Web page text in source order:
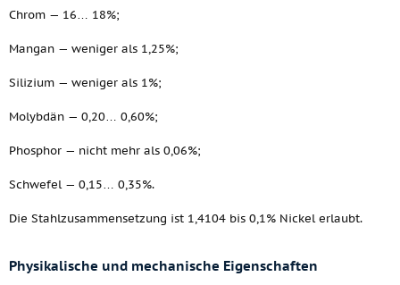
Chrom — 16… 18%;
Mangan — weniger als 1,25%;
Silizium — weniger als 1%;
Molybdän — 0,20… 0,60%;
Phosphor — nicht mehr als 0,06%;
Schwefel — 0,15… 0,35%.
Die Stahlzusammensetzung ist 1,4104 bis 0,1% Nickel erlaubt.
Physikalische und mechanische Eigenschaften